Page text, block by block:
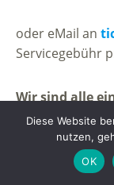
oder eMail an
Servicegebühr
Wir sind alle
Mit seiner
Jahre – und
Diese Website
nutzen,
OK